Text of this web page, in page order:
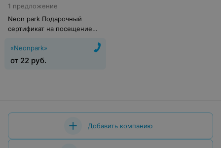
1 предложение
Neon park Подарочный
сертификат на посещение
«Neonpark»
от 22 руб.
Добавить компанию